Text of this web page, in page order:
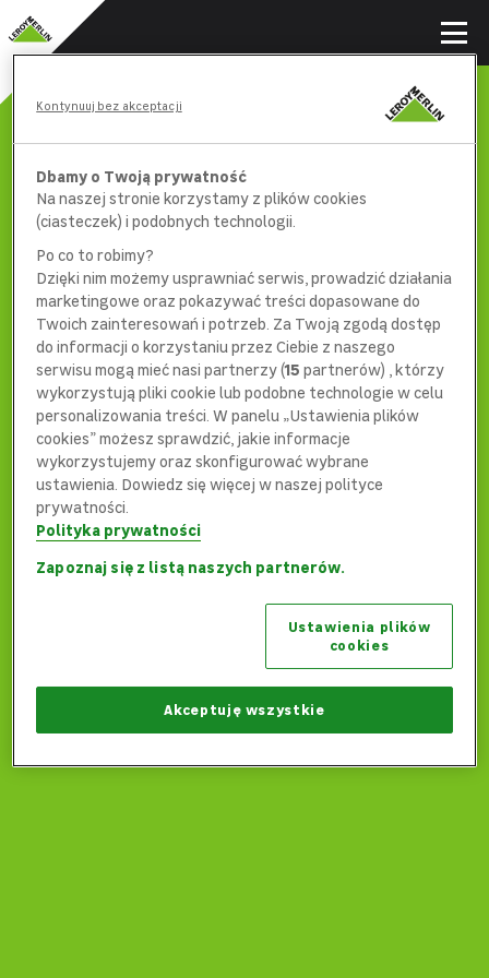
404
Ups... Coś poszło nie tak...
Czy możemy wrócić na stronę główną?
Wróć na stronę główną
Dbamy o Twoją prywatność
Na naszej stronie korzystamy z plików cookies
(ciasteczek) i podobnych technologii.
Po co to robimy?
Dzięki nim możemy usprawniać serwis, prowadzić działania
marketingowe oraz pokazywać treści dopasowane do
Twoich zainteresowań i potrzeb. Za Twoją zgodą dostęp
do informacji o korzystaniu przez Ciebie z naszego
serwisu mogą mieć nasi partnerzy (15 partnerów) , którzy
wykorzystują pliki cookie lub podobne technologie w celu
personalizowania treści. W panelu „Ustawienia plików
cookies” możesz sprawdzić, jakie informacje
wykorzystujemy oraz skonfigurować wybrane
ustawienia. Dowiedz się więcej w naszej polityce
prywatności.
Polityka prywatności
Zapoznaj się z listą naszych partnerów.
Ustawienia plików
cookies
Akceptuję wszystkie
Kontynuuj bez akceptacji